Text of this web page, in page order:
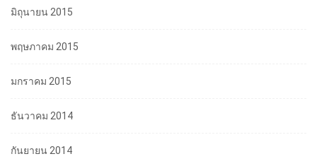
มิถุนายน 2015
พฤษภาคม 2015
มกราคม 2015
ธันวาคม 2014
กันยายน 2014